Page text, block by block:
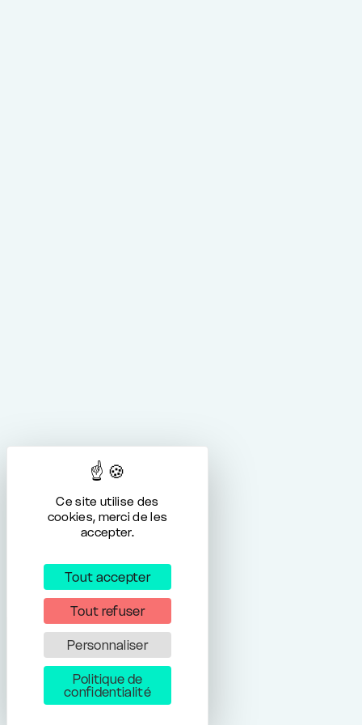
Ce site utilise des
cookies, merci de les
accepter.
Tout accepter
Tout refuser
Personnaliser
Politique de
confidentialité